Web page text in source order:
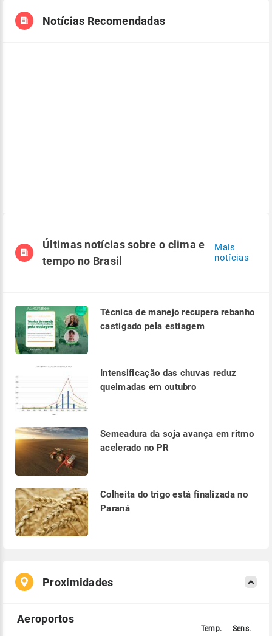
Notícias Recomendadas
Últimas notícias sobre o clima e
tempo no Brasil
Mais
notícias
Técnica de manejo recupera rebanho
castigado pela estiagem
Intensificação das chuvas reduz
queimadas em outubro
Semeadura da soja avança em ritmo
acelerado no PR
Colheita do trigo está finalizada no
Paraná
Proximidades